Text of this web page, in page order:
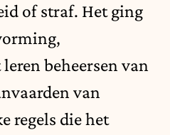
of straf. Het ging
beheersen van
van
regels die het